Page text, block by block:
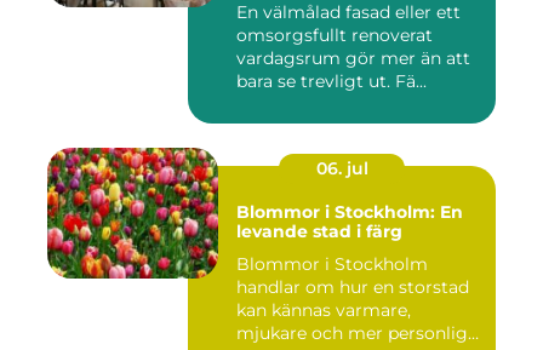
En välmålad fasad eller ett
omsorgsfullt renoverat
vardagsrum gör mer än att
bara se trevligt ut. Fä...
06. jul
Blommor i Stockholm: En
levande stad i färg
Blommor i Stockholm
handlar om hur en storstad
kan kännas varmare,
mjukare och mer personlig